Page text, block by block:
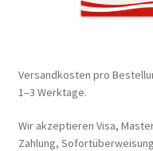
Versandkosten pro
1–3 Werktage.
Wir akzeptieren Visa,
Zahlung,